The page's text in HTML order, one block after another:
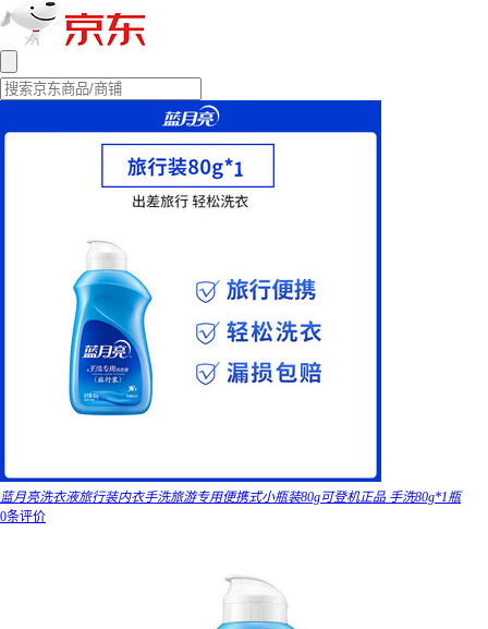
蓝月亮洗衣液旅行装内衣手洗旅游专用便携式小瓶装80g可登机正品 手洗80g*1瓶
0条评价